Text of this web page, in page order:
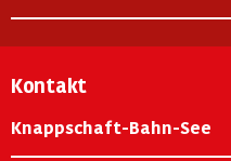
Kontakt
Knappschaft-Bahn-See